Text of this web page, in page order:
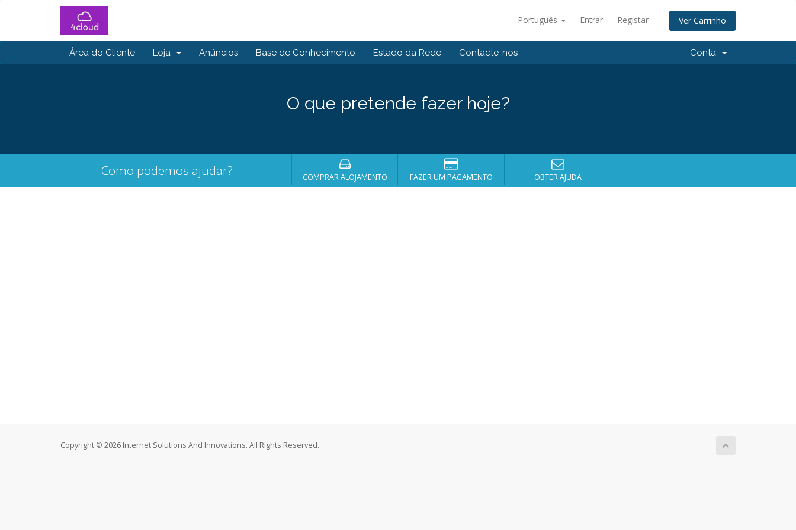
Português Entrar Registar Ver Carrinho
Área do Cliente Loja Anúncios Base de Conhecimento Estado da Rede Contacte-nos Conta
O que pretende fazer hoje?
Como podemos ajudar? COMPRAR ALOJAMENTO FAZER UM PAGAMENTO OBTER AJUDA
Copyright © 2026 Internet Solutions And Innovations. All Rights Reserved.